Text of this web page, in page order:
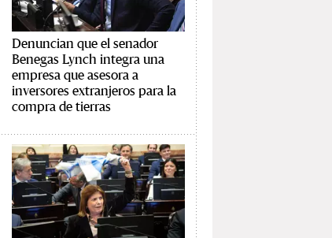
Denuncian que el senador
Benegas Lynch integra una
empresa que asesora a
inversores extranjeros para la
compra de tierras